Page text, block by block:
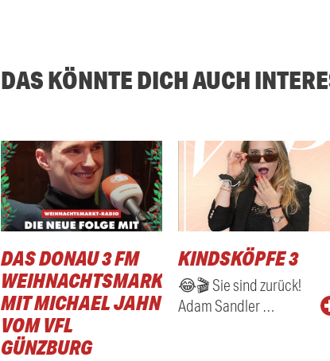
DAS KÖNNTE DICH AUCH
DAS DONAU 3 FM
WEIHNACHTSMARKTRADIO
MIT MICHAEL JAHN
VOM VFL
GÜNZBURG
KINDSKÖPFE 3
😂🎬 Sie sind zurück!
Adam Sandler …